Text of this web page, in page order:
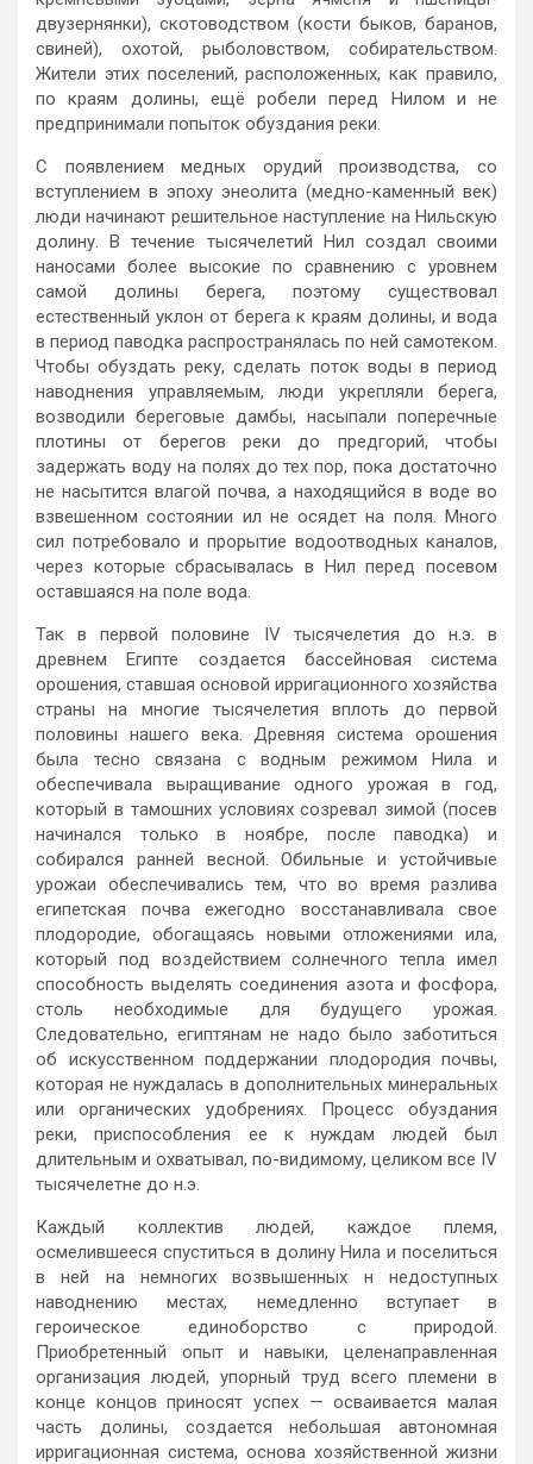
двузернянки), скотоводством (кости быков, баранов,
свиней), охотой, рыболовством, собирательством.
Жители этих поселений, расположенных, как правило,
по краям долины, ещё робели перед Нилом и не
предпринимали попыток обуздания реки.
С появлением медных орудий производства, со
вступлением в эпоху энеолита (медно-каменный век)
люди начинают решительное наступление на Нильскую
долину. В течение тысячелетий Нил создал своими
наносами более высокие по сравнению с уровнем
самой долины берега, поэтому существовал
естественный уклон от берега к краям долины, и вода
в период паводка распространялась по ней самотеком.
Чтобы обуздать реку, сделать поток воды в период
наводнения управляемым, люди укрепляли берега,
возводили береговые дамбы, насыпали поперечные
плотины от берегов реки до предгорий, чтобы
задержать воду на полях до тех пор, пока достаточно
не насытится влагой почва, а находящийся в воде во
взвешенном состоянии ил не осядет на поля. Много
сил потребовало и прорытие водоотводных каналов,
через которые сбрасывалась в Нил перед посевом
оставшаяся на поле вода.
Так в первой половине IV тысячелетия до н.э. в
древнем Египте создается бассейновая система
орошения, ставшая основой ирригационного хозяйства
страны на многие тысячелетия вплоть до первой
половины нашего века. Древняя система орошения
была тесно связана с водным режимом Нила и
обеспечивала выращивание одного урожая в год,
который в тамошних условиях созревал зимой (посев
начинался только в ноябре, после паводка) и
собирался ранней весной. Обильные и устойчивые
урожаи обеспечивались тем, что во время разлива
египетская почва ежегодно восстанавливала свое
плодородие, обогащаясь новыми отложениями ила,
который под воздействием солнечного тепла имел
способность выделять соединения азота и фосфора,
столь необходимые для будущего урожая.
Следовательно, египтянам не надо было заботиться
об искусственном поддержании плодородия почвы,
которая не нуждалась в дополнительных минеральных
или органических удобрениях. Процесс обуздания
реки, приспособления ее к нуждам людей был
длительным и охватывал, по-видимому, целиком все IV
тысячелетне до н.э.
Каждый коллектив людей, каждое племя,
осмелившееся спуститься в долину Нила и поселиться
в ней на немногих возвышенных н недоступных
наводнению местах, немедленно вступает в
героическое единоборство с природой.
Приобретенный опыт и навыки, целенаправленная
организация людей, упорный труд всего племени в
конце концов приносят успех — осваивается малая
часть долины, создается небольшая автономная
ирригационная система, основа хозяйственной жизни